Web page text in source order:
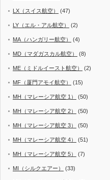
LX（スイス航空） (47)
LY（エル・アル航空） (2)
MA（ハンガリー航空） (4)
MD（マダガスカル航空） (8)
ME（ミドルイースト航空） (2)
MF（厦門アモイ航空） (15)
MH（マレーシア航空 1） (50)
MH（マレーシア航空 2） (50)
MH（マレーシア航空 3） (50)
MH（マレーシア航空 4） (51)
MH（マレーシア航空 5） (7)
MI（シルクエアー） (33)